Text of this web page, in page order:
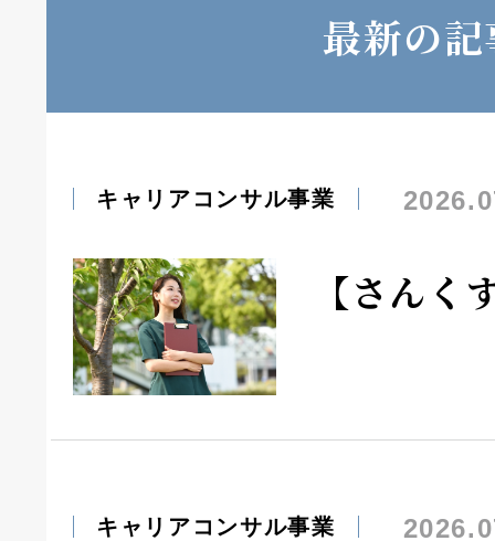
最新の
キャリアコンサル事業
【さんく
キャリアコンサル事業